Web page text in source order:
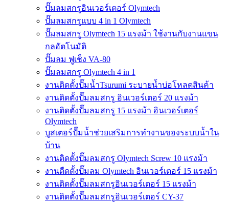
ปั๊มลมสกรูอินเวอร์เตอร์ Olymtech
ปั๊มลมสกรูแบบ 4 in 1 Olymtech
ปั๊มลมสกรู Olymtech 15 แรงม้า ใช้งานกับงานแขน
กลอัตโนมัติ
ปั๊มลม ฟูเช็ง VA-80
ปั๊มลมสกรู Olymtech 4 in 1
งานติดตั้งปั๊มน้ำTsurumi ระบายน้ำบ่อโหลดสินค้า
งานติดตั้งปั๊มลมสกรู อินเวอร์เตอร์ 20 แรงม้า
งานติดตั้งปั๊มลมสกรู 15 แรงม้า อินเวอร์เตอร์
Olymtech
บูสเตอร์ปั๊มน้ำช่วยเสริมการทำงานของระบบน้ำใน
บ้าน
งานติดตั้งปั๊มลมสกรู Olymtech Screw 10 แรงม้า
งานตืดตั้งปั๊มลม Olymtech อินเวอร์เตอร์ 15 แรงม้า
งานติดตั้งปั๊มลมสกรูอินเวอร์เตอร์ 15 แรงม้า
งานติดตั้งปั๊มลมสกรูอินเวอร์เตอร์ CY-37